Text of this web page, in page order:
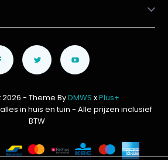
- Theme ByDMWS xPlus+
in huis en tuin - Alle prijzen inclusief
BTW